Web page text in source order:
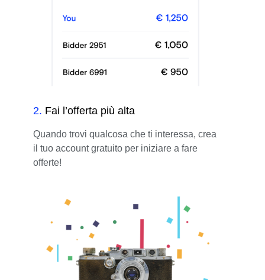
2. Fai l’offerta più alta
Quando trovi qualcosa che ti interessa, crea
il tuo account gratuito per iniziare a fare
offerte!